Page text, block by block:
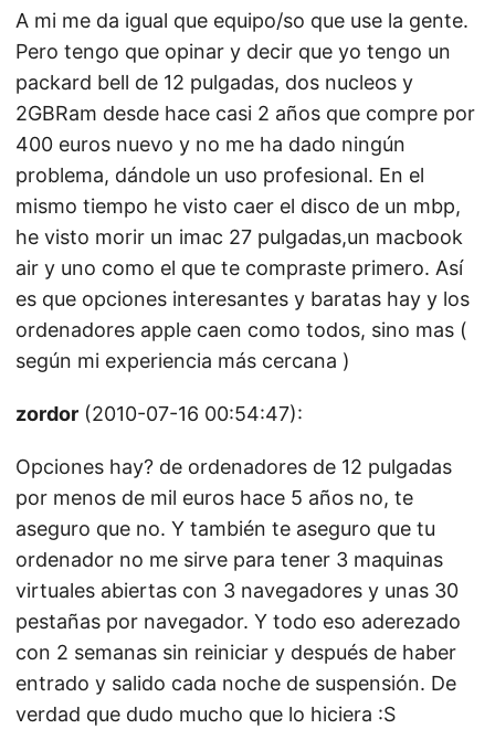
A mi me da igual que equipo/so que use la gente.
Pero tengo que opinar y decir que yo tengo un
packard bell de 12 pulgadas, dos nucleos y
2GBRam desde hace casi 2 años que compre por
400 euros nuevo y no me ha dado ningún
problema, dándole un uso profesional. En el
mismo tiempo he visto caer el disco de un mbp,
he visto morir un imac 27 pulgadas,un macbook
air y uno como el que te compraste primero. Así
es que opciones interesantes y baratas hay y los
ordenadores apple caen como todos, sino mas (
según mi experiencia más cercana )
zordor (2010-07-16 00:54:47):
Opciones hay? de ordenadores de 12 pulgadas
por menos de mil euros hace 5 años no, te
aseguro que no. Y también te aseguro que tu
ordenador no me sirve para tener 3 maquinas
virtuales abiertas con 3 navegadores y unas 30
pestañas por navegador. Y todo eso aderezado
con 2 semanas sin reiniciar y después de haber
entrado y salido cada noche de suspensión. De
verdad que dudo mucho que lo hiciera :S